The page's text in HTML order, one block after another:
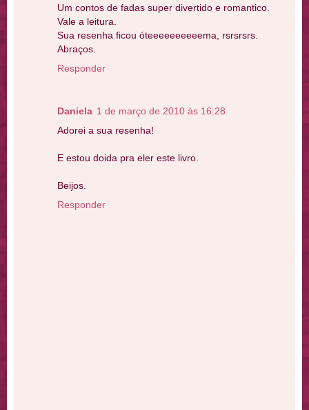
Um contos de fadas super divertido e romantico.
Vale a leitura.
Sua resenha ficou óteeeeeeeeeema, rsrsrsrs.
Abraços.
Responder
Daniela 1 de março de 2010 às 16:28
Adorei a sua resenha!
E estou doida pra eler este livro.
Beijos.
Responder